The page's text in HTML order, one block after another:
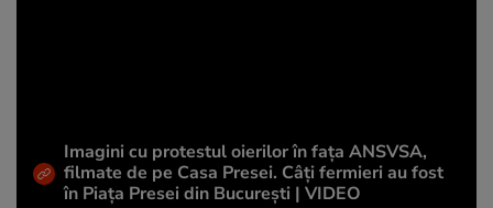
Imagini cu protestul oierilor în fața ANSVSA,
filmate de pe Casa Presei. Câți fermieri au fost
în Piața Presei din București | VIDEO